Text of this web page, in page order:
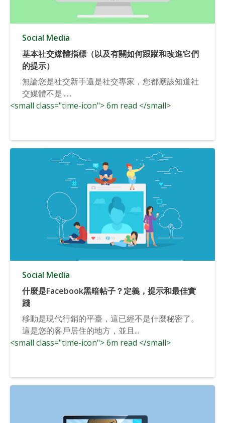
Social Media
基本社交媒體指標（以及有關如何跟蹤和改進它們
的提示）
無論您是社交新手還是社交專家，您都應該知道社
交媒體不是......
<small class="time-icon"> 6m read </small>
Social Media
什麼是Facebook黑暗帖子？定義，提示和最佳實
踐
移動是現代行銷的平臺，這已經不是什麼秘密了。
這是您的客戶居住的地方，並且...
<small class="time-icon"> 6m read </small>